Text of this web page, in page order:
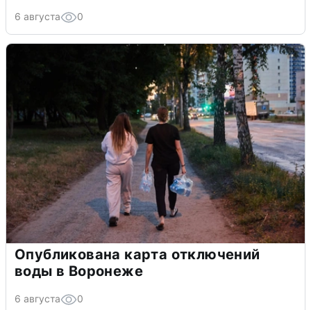
6 августа 0
Опубликована карта отключений
воды в Воронеже
6 августа 0